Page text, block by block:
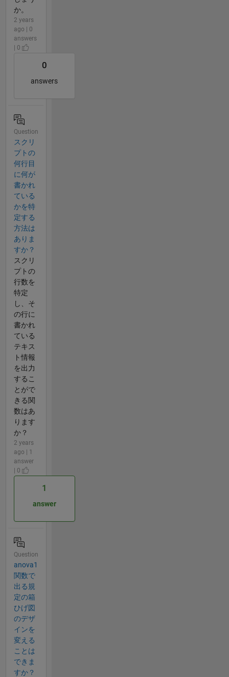
か。
2 years
ago | 0
answers
| 0
0
answers
Question
スクリ
プトの
何行目
に何が
書かれ
ている
かを特
定する
方法は
ありま
すか？
スクリ
プトの
行数を
特定
し、そ
の行に
書かれ
ている
テキス
ト情報
を出力
するこ
とがで
きる関
数はあ
ります
か？
2 years
ago | 1
answer
| 0
1
answer
Question
anova1
関数で
出る規
定の箱
ひげ図
のデザ
インを
変える
ことは
できま
すか？